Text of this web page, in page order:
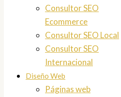
Consultor SEO
Ecommerce
Consultor SEO Local
Consultor SEO
Internacional
Diseño Web
Páginas web